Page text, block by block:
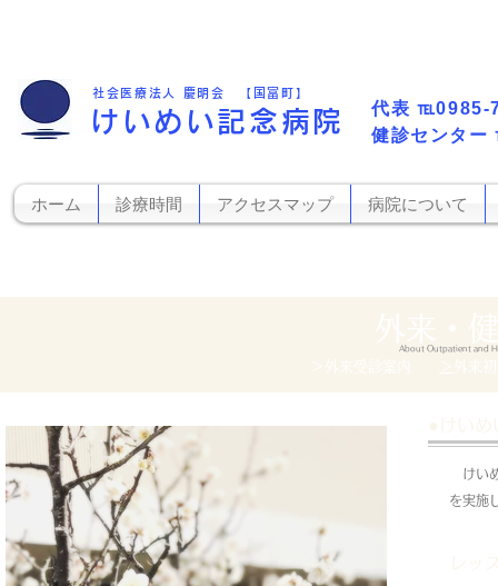
​健診センター
社会医療法人 慶明会 【国富町】
けいめい記念病院 代表​ ℡0985-
ホーム 診療時間 アクセスマップ 病院について
About Outpatient and
けい
を実施